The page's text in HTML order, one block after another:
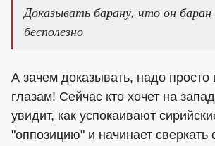
Доказывать барану, что он
бесполезно
А зачем доказывать, надо просто
глазам! Сейчас кто хочет на
увидит, как успокаивают
"оппозицию" и начинает сверкать